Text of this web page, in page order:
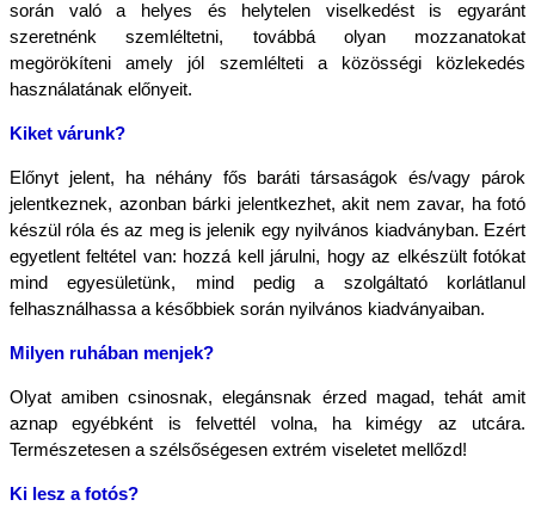
során való a helyes és helytelen viselkedést is egyaránt
szeretnénk szemléltetni, továbbá olyan mozzanatokat
megörökíteni amely jól szemlélteti a közösségi közlekedés
használatának előnyeit.
Kiket várunk?
Előnyt jelent, ha néhány fős baráti társaságok és/vagy párok
jelentkeznek, azonban bárki jelentkezhet, akit nem zavar, ha fotó
készül róla és az meg is jelenik egy nyilvános kiadványban. Ezért
egyetlent feltétel van: hozzá kell járulni, hogy az elkészült fotókat
mind egyesületünk, mind pedig a szolgáltató korlátlanul
felhasználhassa a későbbiek során nyilvános kiadványaiban.
Milyen ruhában menjek?
Olyat amiben csinosnak, elegánsnak érzed magad, tehát amit
aznap egyébként is felvettél volna, ha kimégy az utcára.
Természetesen a szélsőségesen extrém viseletet mellőzd!
Ki lesz a fotós?